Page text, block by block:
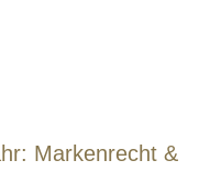
Markenrecht &